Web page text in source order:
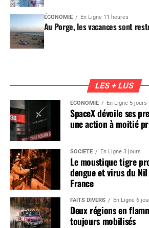
ÉCONOMIE En Ligne 11 heures
Au Porge, les vacances sont
LES + LUS
ÉCONOMIE En Ligne 5 jours
SpaceX dévoile ses
une action à moitié
SOCIÉTÉ En Ligne 3 jours
Le moustique tigre
dengue et virus du
France
FAITS DIVERS En Ligne 6
Deux régions en
toujours mobilisés